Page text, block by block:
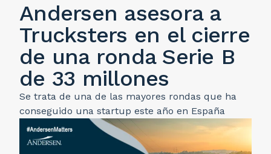
Andersen asesora a
Trucksters en el cierre
de una ronda Serie B
de 33 millones
Se trata de una de las mayores rondas que ha
conseguido una startup este año en España